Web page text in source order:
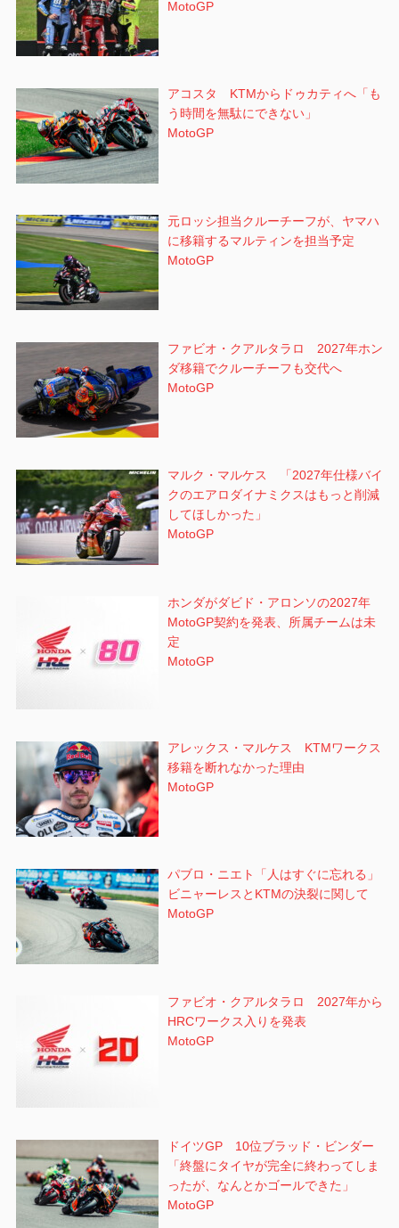
MotoGP
アコスタ KTMからドゥカティへ「も
う時間を無駄にできない」
MotoGP
元ロッシ担当クルーチーフが、ヤマハ
に移籍するマルティンを担当予定
MotoGP
ファビオ・クアルタラロ 2027年ホン
ダ移籍でクルーチーフも交代へ
MotoGP
マルク・マルケス 「2027年仕様バイ
クのエアロダイナミクスはもっと削減
してほしかった」
MotoGP
ホンダがダビド・アロンソの2027年
MotoGP契約を発表、所属チームは未
定
MotoGP
アレックス・マルケス KTMワークス
移籍を断れなかった理由
MotoGP
パブロ・ニエト「人はすぐに忘れる」
ビニャーレスとKTMの決裂に関して
MotoGP
ファビオ・クアルタラロ 2027年から
HRCワークス入りを発表
MotoGP
ドイツGP 10位ブラッド・ビンダー
「終盤にタイヤが完全に終わってしま
ったが、なんとかゴールできた」
MotoGP